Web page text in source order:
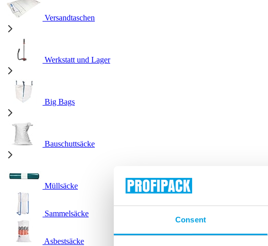
Consent
Versandtaschen
Werkstatt und Lager
Big Bags
Bauschuttsäcke
Müllsäcke
Sammelsäcke
Asbestsäcke